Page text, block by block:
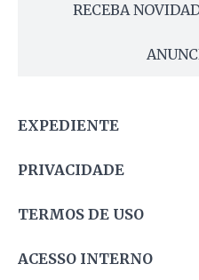
RECEBA
EXPEDIENTE
PRIVACIDADE
TERMOS DE USO
ACESSO INTERNO